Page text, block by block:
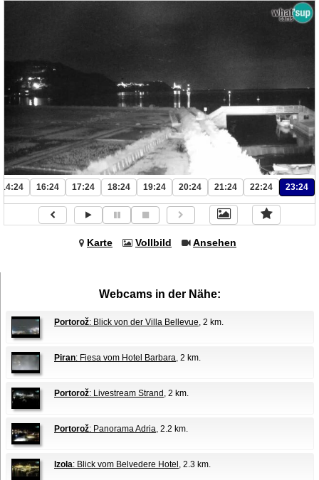
14:24 16:24 17:24 18:24 19:24 20:24 21:24 22:24 23:24
Karte Vollbild Ansehen
Webcams in der Nähe:
Portorož: Blick von der Villa Bellevue, 2 km.
Piran: Fiesa vom Hotel Barbara, 2 km.
Portorož: Livestream Strand , 2 km.
Portorož: Panorama Adria, 2.2 km.
Izola: Blick vom Belvedere Hotel , 2.3 km.